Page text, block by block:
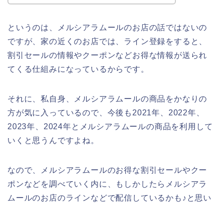
というのは、メルシアラムールのお店の話ではないの
ですが、家の近くのお店では、ライン登録をすると、
割引セールの情報やクーポンなどお得な情報が送られ
てくる仕組みになっているからです。
それに、私自身、メルシアラムールの商品をかなりの
方が気に入っているので、今後も2021年、2022年、
2023年、2024年とメルシアラムールの商品を利用して
いくと思うんですよね。
なので、メルシアラムールのお得な割引セールやクー
ポンなどを調べていく内に、もしかしたらメルシアラ
ムールのお店のラインなどで配信しているかも♪と思い